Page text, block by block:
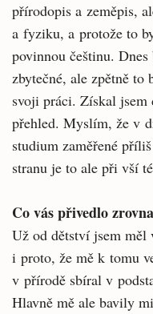
přírodopis a zeměpis,
a fyziku, a protože to
povinnou češtinu.
zbytečné, ale zpětně to
svoji práci. Získal
přehled. Myslím, že v
studium zaměřené
stranu je to ale při vší
Co vás přivedlo
Už od dětství jsem
i proto, že mě k tomu
v přírodě sbíral v
Hlavně mě ale bavily